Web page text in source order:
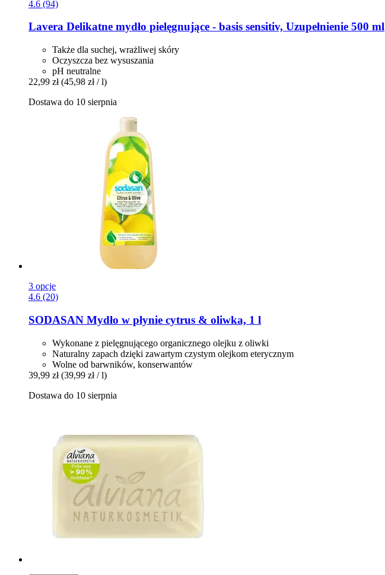
4.6 (94)
Lavera Delikatne mydło pielęgnujące -​ basis sensitiv, Uzupełnienie 500 ml
Także dla suchej, wrażliwej skóry
Oczyszcza bez wysuszania
pH neutralne
22,99 zł (45,98 zł / l)
Dostawa do 10 sierpnia
3 opcje
4.6 (20)
SODASAN Mydło w płynie cytrus & oliwka, 1 l
Wykonane z pielęgnującego organicznego olejku z oliwki
Naturalny zapach dzięki zawartym czystym olejkom eterycznym
Wolne od barwników, konserwantów
39,99 zł (39,99 zł / l)
Dostawa do 10 sierpnia